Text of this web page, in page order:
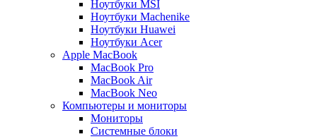
Ноутбуки MSI
Ноутбуки Machenike
Ноутбуки Huawei
Ноутбуки Acer
Apple MacBook
MacBook Pro
MacBook Air
MacBook Neo
Компьютеры и мониторы
Мониторы
Системные блоки